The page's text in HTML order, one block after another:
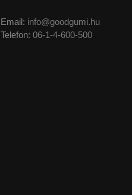
Email: info@goodgumi.hu
Telefon: 06-1-4-600-500